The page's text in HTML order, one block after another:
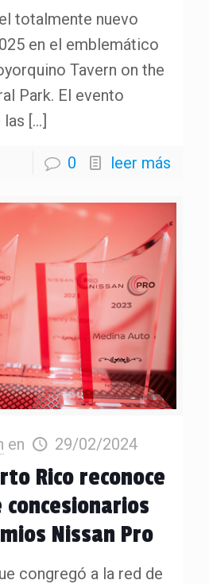
totalmente nuevo
en el emblemático
Tavern on the
Park. El evento
[…]
0 leer más
en 29/02/2024
Rico reconoce
Nissan Pro
congregó a la red de